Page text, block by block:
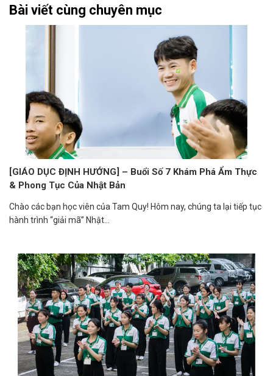
Bài viết cùng chuyên mục
[GIÁO DỤC ĐỊNH HƯỚNG] – Buổi Số 7 Khám Phá Ẩm Thực
& Phong Tục Của Nhật Bản
Chào các bạn học viên của Tam Quy! Hôm nay, chúng ta lại tiếp tục
hành trình “giải mã” Nhật...